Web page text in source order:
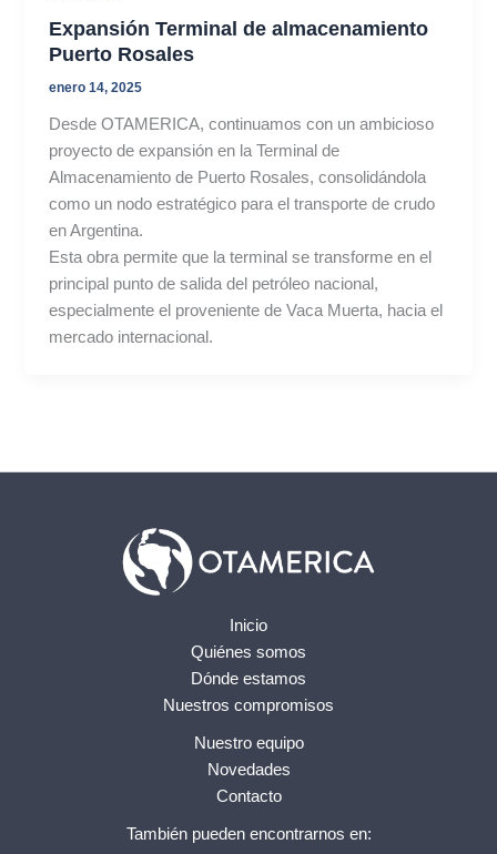
Expansión Terminal de almacenamiento
Puerto Rosales
enero 14, 2025
Desde OTAMERICA, continuamos con un ambicioso
proyecto de expansión en la Terminal de
Almacenamiento de Puerto Rosales, consolidándola
como un nodo estratégico para el transporte de crudo
en Argentina.
Esta obra permite que la terminal se transforme en el
principal punto de salida del petróleo nacional,
especialmente el proveniente de Vaca Muerta, hacia el
mercado internacional.
Inicio
Quiénes somos
Dónde estamos
Nuestros compromisos
Nuestro equipo
Novedades
Contacto
También pueden encontrarnos en: